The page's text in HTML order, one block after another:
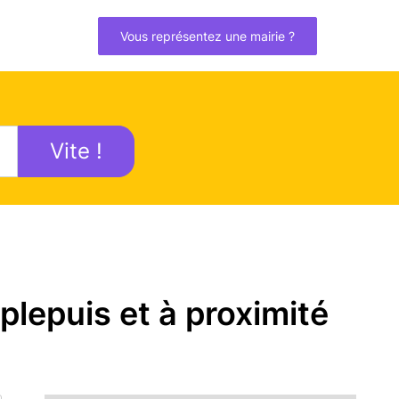
Vous représentez une mairie ?
Vite !
et à proximité